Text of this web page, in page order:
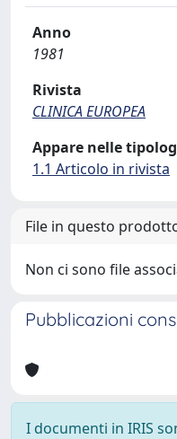
Anno
1981
Rivista
CLINICA EUROPEA
Appare nelle
1.1 Articolo in rivista
File in questo
Non ci sono file
Pubblicazioni
I documenti in IRIS